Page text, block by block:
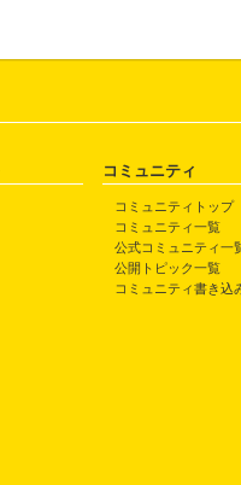
コミュニティ
コミュニティトップ
コミュニティ一覧
公式コミュニティ一
公開トピック一覧
コミュニティ書き込